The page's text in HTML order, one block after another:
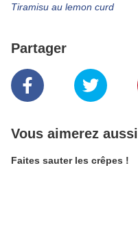
Tiramisu au lemon curd
Partager
Vous aimerez aussi
Faites sauter les crêpes !